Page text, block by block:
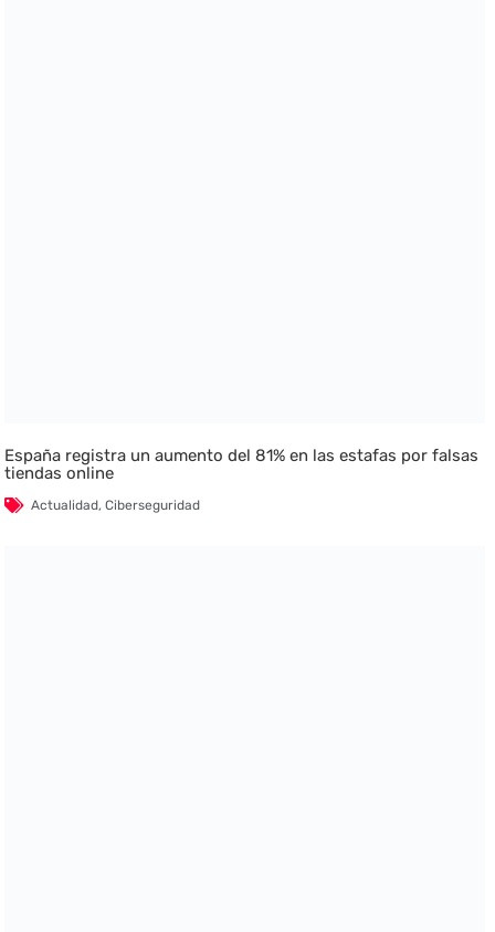
España registra un aumento del 81% en las estafas por falsas
tiendas online
Actualidad,Ciberseguridad